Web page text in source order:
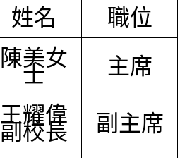
姓名
職位
陳美女
士 主席
王耀偉
副校長 副主席